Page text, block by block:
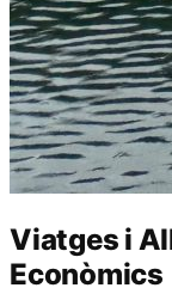
Viatges i
Econòmics